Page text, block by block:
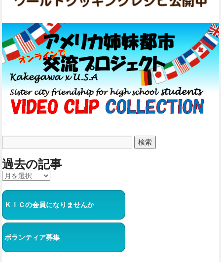
過去の記事
ＫＩＣの会員になりませんか
ボランティア募集